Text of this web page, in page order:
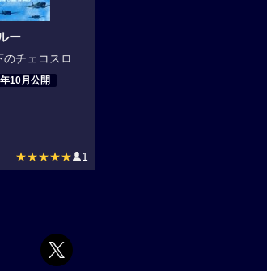
ー
のチェコスロ...
10月公開
★★★★★ 1